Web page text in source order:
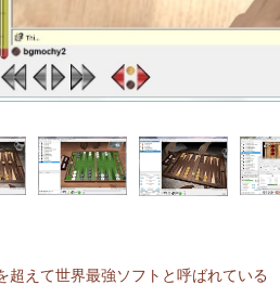
えて世界最強ソフトと呼ばれている